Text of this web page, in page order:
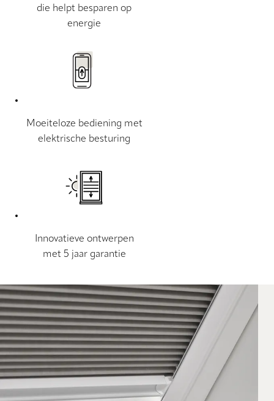
die helpt besparen op
energie
Moeiteloze bediening met
elektrische besturing
Innovatieve ontwerpen
met 5 jaar garantie